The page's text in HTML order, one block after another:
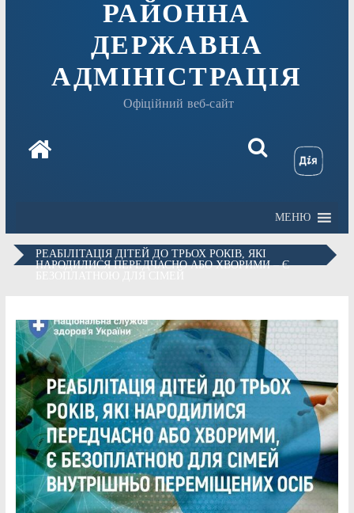
РАЙОННА
ДЕРЖАВНА
АДМІНІСТРАЦІЯ
Офіційний веб-сайт
МЕНЮ
РЕАБІЛІТАЦІЯ ДІТЕЙ ДО ТРЬОХ РОКІВ, ЯКІ
НАРОДИЛИСЯ ПЕРЕДЧАСНО АБО ХВОРИМИ – Є